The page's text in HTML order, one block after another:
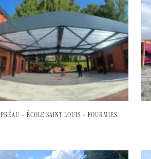
PRÉAU – ÉCOLE SAINT LOUIS – FOURMIES